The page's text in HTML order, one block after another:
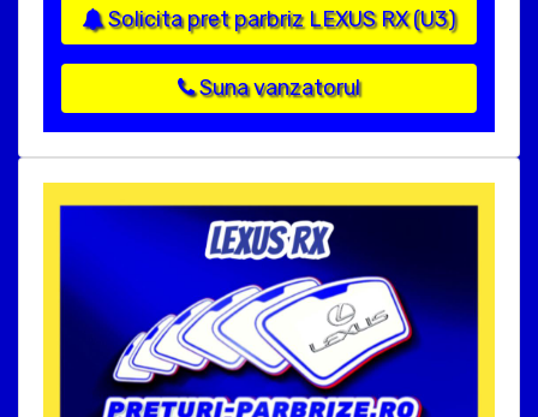
Solicita pret parbriz LEXUS RX (U3)
Suna vanzatorul